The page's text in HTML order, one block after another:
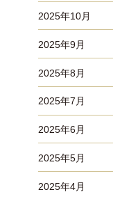
2025年10月
2025年9月
2025年8月
2025年7月
2025年6月
2025年5月
2025年4月